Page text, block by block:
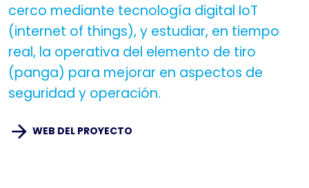
cerco mediante tecnología digital IoT
(internet of things), y estudiar, en tiempo
real, la operativa del elemento de tiro
(panga) para mejorar en aspectos de
seguridad y operación.
WEB DEL PROYECTO